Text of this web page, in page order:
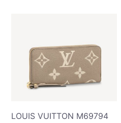
LOUIS VUITTON M69794